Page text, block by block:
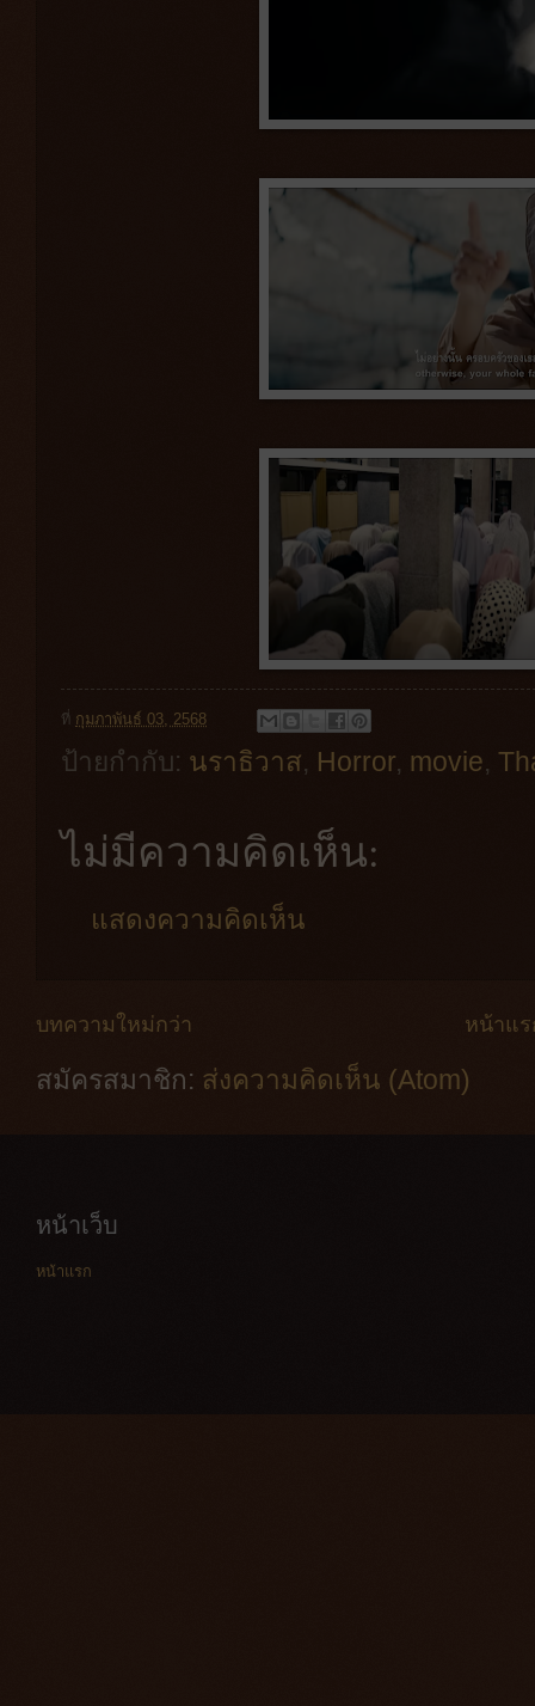
ที่ กุมภาพันธ์ 03, 2568
ป้ายกำกับ: นราธิวาส, Horror, movie,
ไม่มีความคิดเห็น:
แสดงความคิดเห็น
บทความใหม่กว่า หน้าแร
สมัครสมาชิก: ส่งความคิดเห็น (Atom)
หน้าเว็บ
หน้าแรก